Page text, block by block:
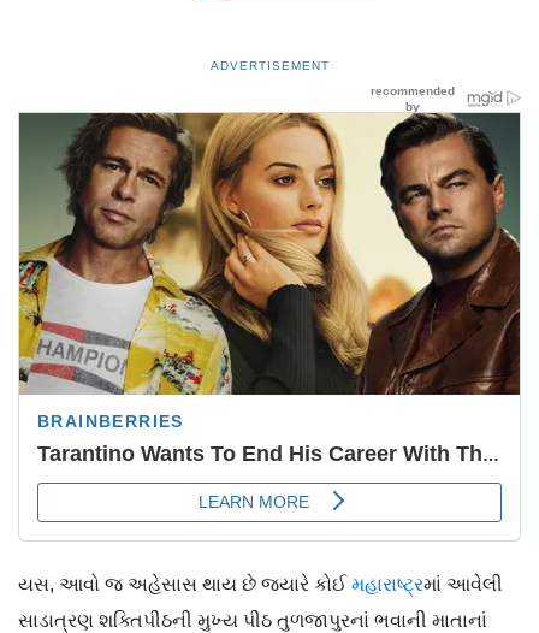
ADVERTISEMENT
યસ, આવો જ અહેસાસ થાય છે જ્યારે કોઈ મહારાષ્ટ્રમાં આવેલી
સાડાત્રણ શક્તિપીઠની મુખ્ય પીઠ તુળજાપુરનાં ભવાની માતાનાં